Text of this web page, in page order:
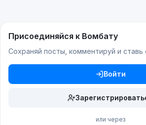
Присоединяйся к Вомбату
Сохраняй посты, комментируй и ставь
Войти
или через